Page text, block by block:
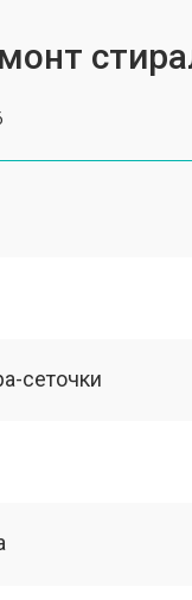
сеточки